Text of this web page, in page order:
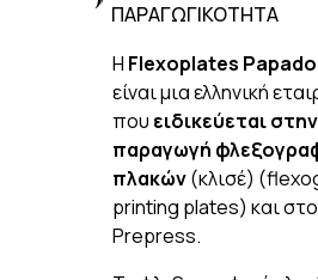
ΠΑΡΑΓΩΓΙΚΟΤΗΤΑ
Η Flexoplates
είναι μια ελληνική
που ειδικεύεται στην
παραγωγή
πλακών(κλισέ)
printing plates) και
Prepress.